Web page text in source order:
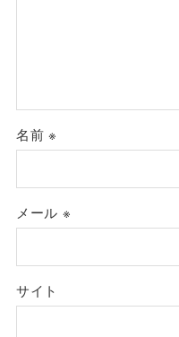
名前※
メール ※
サイト